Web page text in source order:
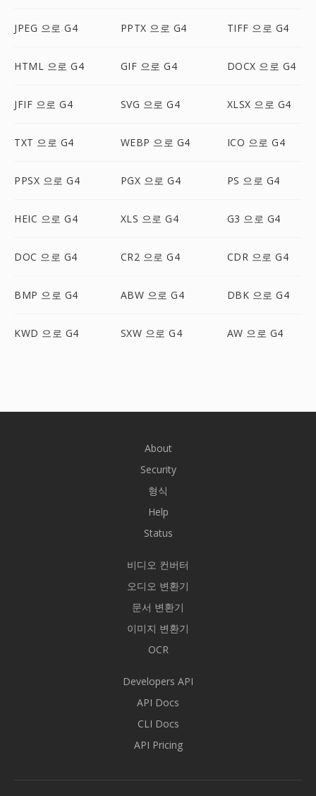
JPEG 으로 G4 PPTX 으로 G4 TIFF 으로 G4
HTML 으로 G4 GIF 으로 G4 DOCX 으로 G4
JFIF 으로 G4 SVG 으로 G4 XLSX 으로 G4
TXT 으로 G4 WEBP 으로 G4 ICO 으로 G4
PPSX 으로 G4 PGX 으로 G4 PS 으로 G4
HEIC 으로 G4 XLS 으로 G4 G3 으로 G4
DOC 으로 G4 CR2 으로 G4 CDR 으로 G4
BMP 으로 G4 ABW 으로 G4 DBK 으로 G4
KWD 으로 G4 SXW 으로 G4 AW 으로 G4
About
Security
형식
Help
Status
비디오 컨버터
오디오 변환기
문서 변환기
이미지 변환기
OCR
Developers API
API Docs
CLI Docs
API Pricing